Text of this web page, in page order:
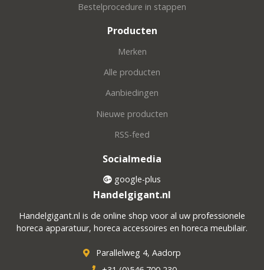
Bestelprocedure in stappen
Producten
Merken
Alle producten
Aanbiedingen
Nieuwe producten
RSS-feed
Socialmedia
google-plus
Handelgigant.nl
Handelgigant.nl is de online shop voor al uw professionele
horeca apparatuur, horeca accessoires en horeca meubilair.
Parallelweg 4, Aadorp